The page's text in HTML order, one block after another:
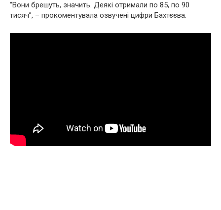
“Вони брешуть, значить. Деякі отримали по 85, по 90
тисяч”, – прокоментувала озвучені цифри Бахтєєва.